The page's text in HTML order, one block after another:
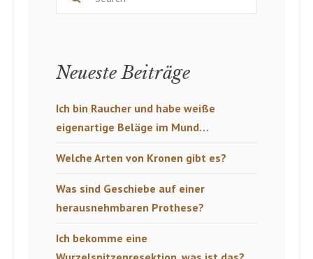
Neueste Beiträge
Ich bin Raucher und habe weiße
eigenartige Beläge im Mund…
Welche Arten von Kronen gibt es?
Was sind Geschiebe auf einer
herausnehmbaren Prothese?
Ich bekomme eine